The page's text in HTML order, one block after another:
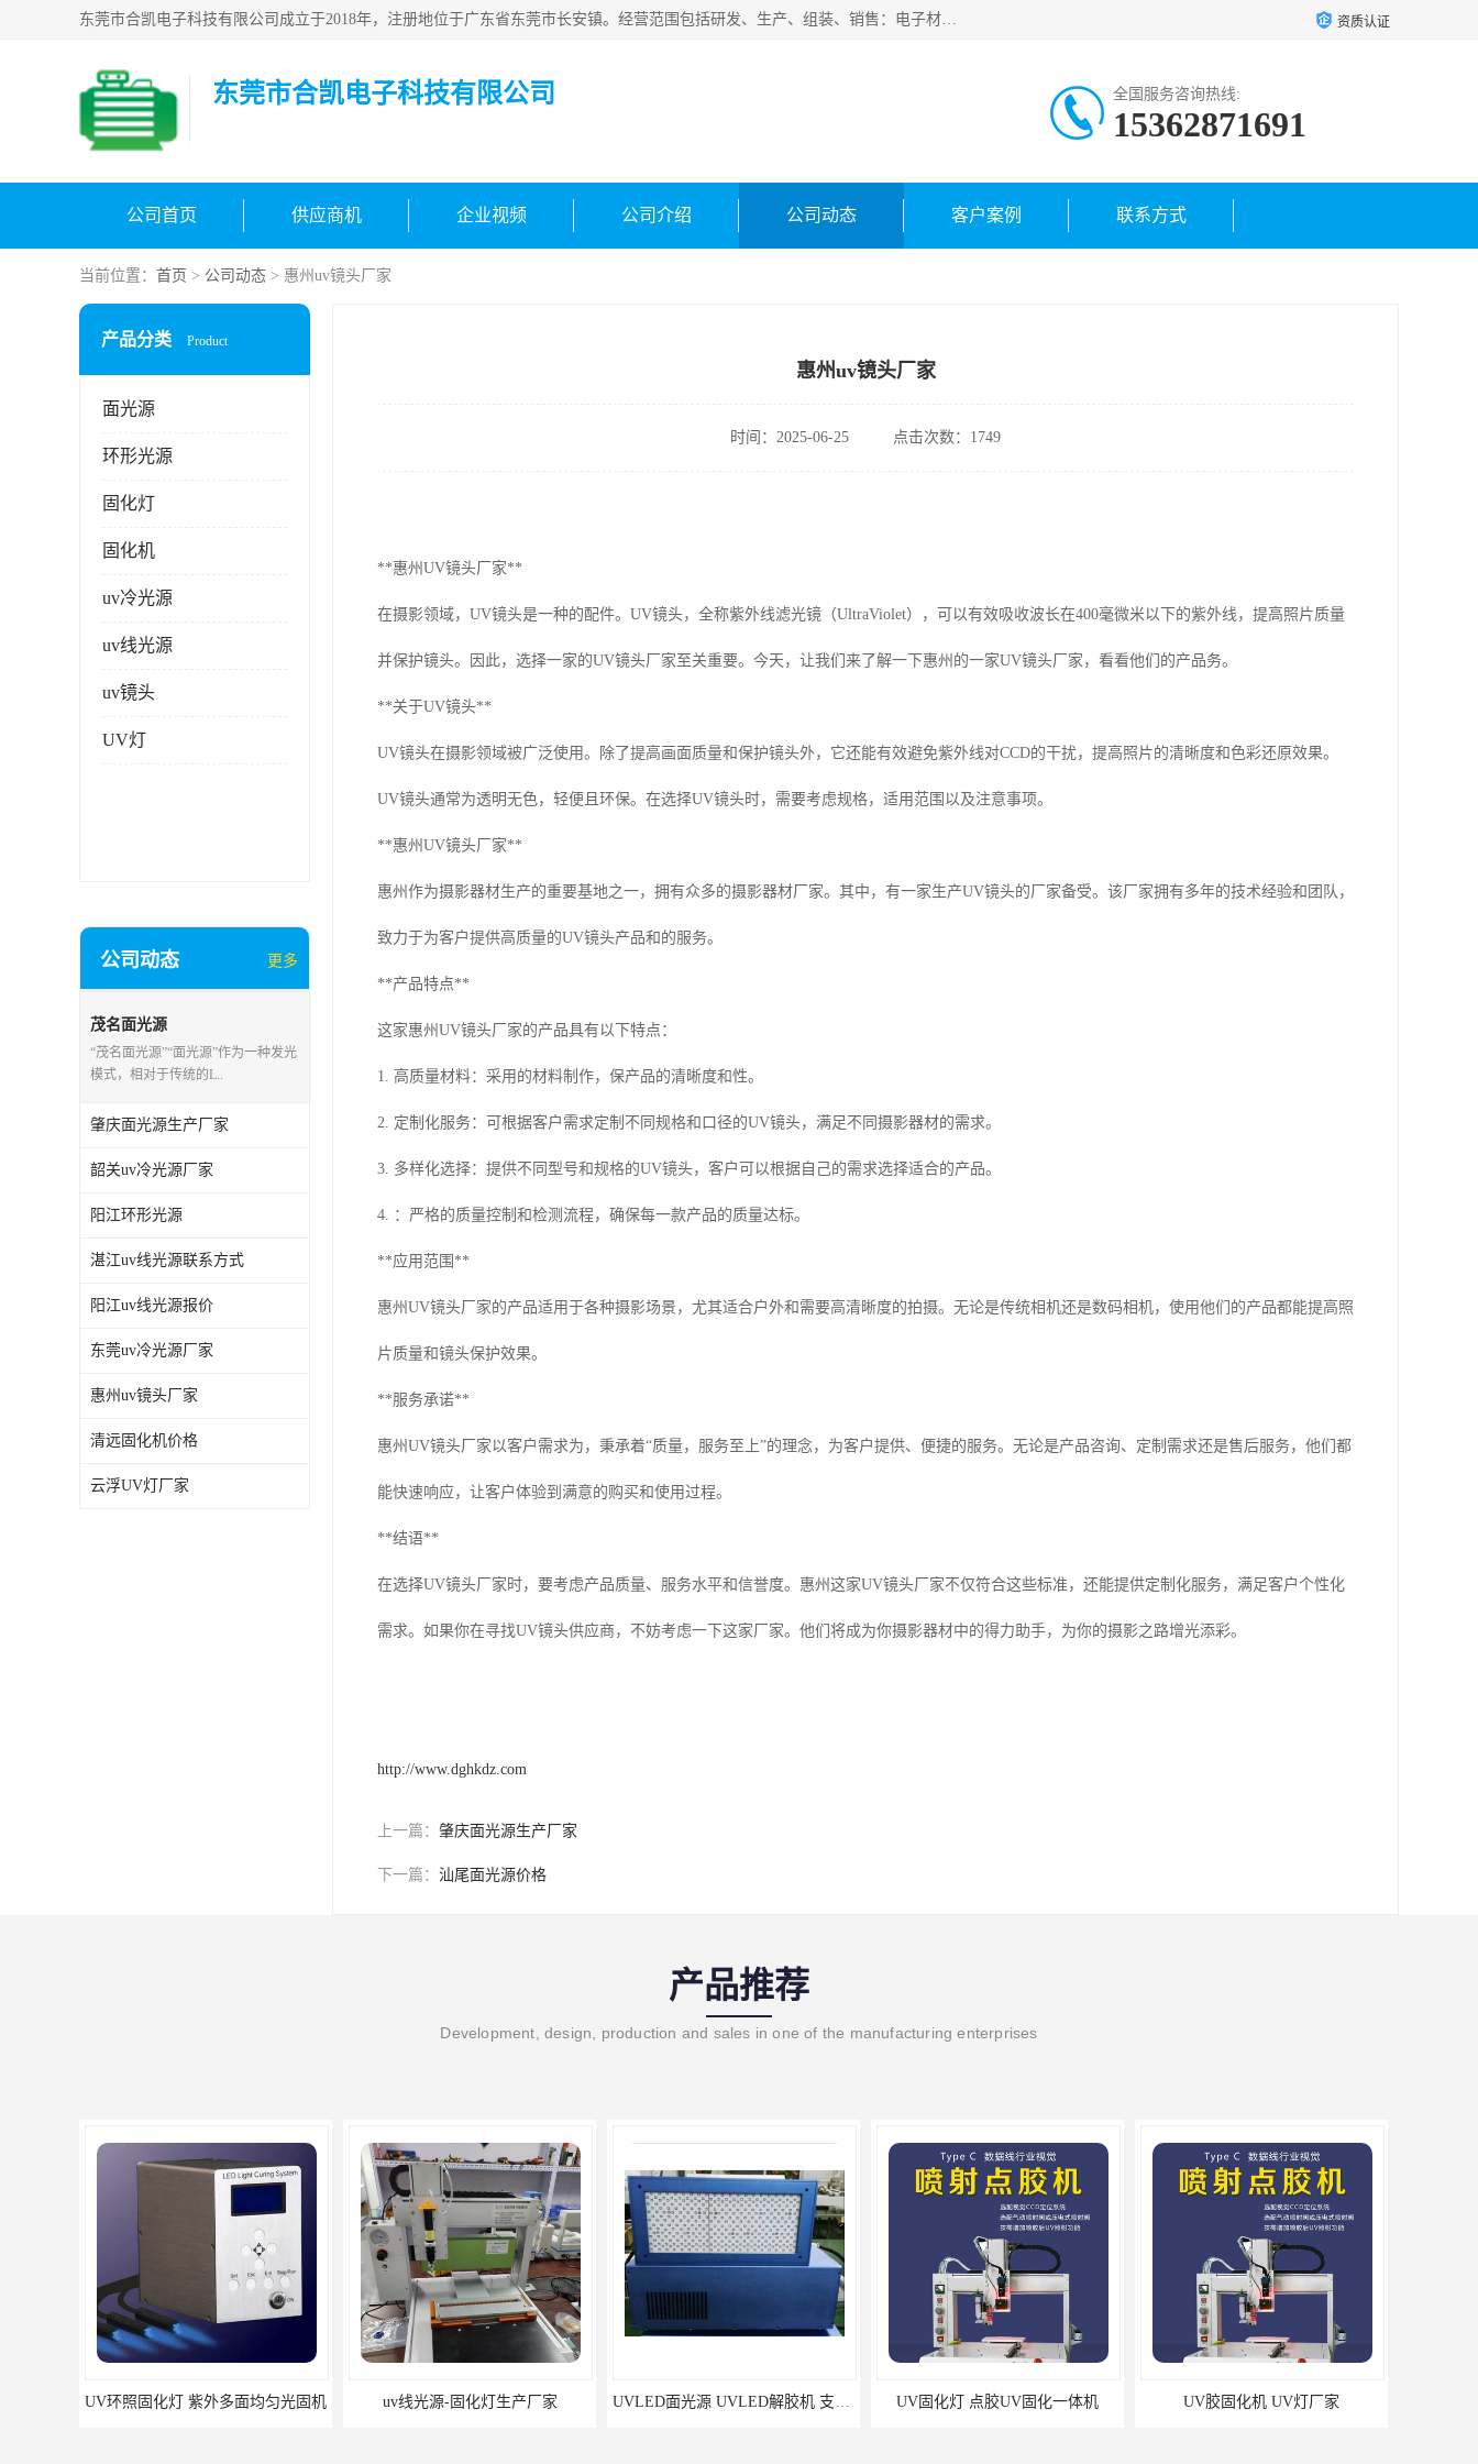
东莞市合凯电子科技有限公司成立于2018年，注册地位于广东省东莞市长安镇。经营范围包括研发、生产、组装、销售：电子材料、电子辅料、机器设备、自动化设备、光电设备、电子配件等，主要产品有：面光源、固化灯、固化机、冷光源uv、uv线光源、镜头uv。主营环形光源，条形光源等标准光源定制光源，其他!欢迎咨询! 资质认证
东莞市合凯电子科技有限公司 全国服务咨询热线:
15362871691
公司首页 供应商机 企业视频 公司介绍 公司动态 客户案例 联系方式
当前位置： 首页 > 公司动态 > 惠州uv镜头厂家
产品分类 Product
面光源
环形光源
固化灯
固化机
uv冷光源
uv线光源
uv镜头
UV灯
公司动态 更多
茂名面光源
“茂名面光源”“面光源”作为一种发光
模式，相对于传统的L..
肇庆面光源生产厂家
韶关uv冷光源厂家
阳江环形光源
湛江uv线光源联系方式
阳江uv线光源报价
东莞uv冷光源厂家
惠州uv镜头厂家
清远固化机价格
云浮UV灯厂家
惠州uv镜头厂家
时间：2025-06-25 点击次数：1749
**惠州UV镜头厂家**
在摄影领域，UV镜头是一种的配件。UV镜头，全称紫外线滤光镜（UltraViolet），可以有效吸收波长在400毫微米以下的紫外线，提高照片质量
并保护镜头。因此，选择一家的UV镜头厂家至关重要。今天，让我们来了解一下惠州的一家UV镜头厂家，看看他们的产品务。
**关于UV镜头**
UV镜头在摄影领域被广泛使用。除了提高画面质量和保护镜头外，它还能有效避免紫外线对CCD的干扰，提高照片的清晰度和色彩还原效果。
UV镜头通常为透明无色，轻便且环保。在选择UV镜头时，需要考虑规格，适用范围以及注意事项。
**惠州UV镜头厂家**
惠州作为摄影器材生产的重要基地之一，拥有众多的摄影器材厂家。其中，有一家生产UV镜头的厂家备受。该厂家拥有多年的技术经验和团队，
致力于为客户提供高质量的UV镜头产品和的服务。
**产品特点**
这家惠州UV镜头厂家的产品具有以下特点：
1. 高质量材料：采用的材料制作，保产品的清晰度和性。
2. 定制化服务：可根据客户需求定制不同规格和口径的UV镜头，满足不同摄影器材的需求。
3. 多样化选择：提供不同型号和规格的UV镜头，客户可以根据自己的需求选择适合的产品。
4. ：严格的质量控制和检测流程，确保每一款产品的质量达标。
**应用范围**
惠州UV镜头厂家的产品适用于各种摄影场景，尤其适合户外和需要高清晰度的拍摄。无论是传统相机还是数码相机，使用他们的产品都能提高照
片质量和镜头保护效果。
**服务承诺**
惠州UV镜头厂家以客户需求为，秉承着“质量，服务至上”的理念，为客户提供、便捷的服务。无论是产品咨询、定制需求还是售后服务，他们都
能快速响应，让客户体验到满意的购买和使用过程。
**结语**
在选择UV镜头厂家时，要考虑产品质量、服务水平和信誉度。惠州这家UV镜头厂家不仅符合这些标准，还能提供定制化服务，满足客户个性化
需求。如果你在寻找UV镜头供应商，不妨考虑一下这家厂家。他们将成为你摄影器材中的得力助手，为你的摄影之路增光添彩。
http://www.dghkdz.com
上一篇： 肇庆面光源生产厂家
下一篇： 汕尾面光源价格
产品推荐
Development, design, production and sales in one of the manufacturing enterprises
UV环照固化灯 紫外多面均匀光固机 uv线光源-固化灯生产厂家 UVLED面光源 UVLED解胶机 支持定制 UV固化灯 点胶UV固化一体机 UV胶固化机 UV灯厂家